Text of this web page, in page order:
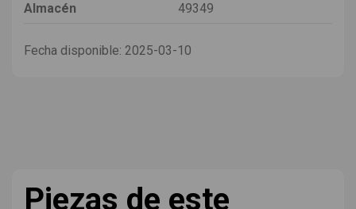
Almacén
49349
Fecha disponible: 2025-03-10
Piezas de este